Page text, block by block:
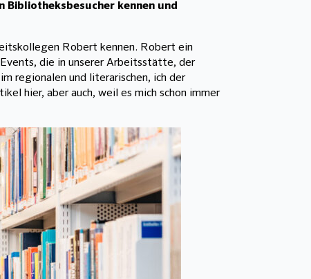
kennen und
Robert kennen. Robert ein
die in unserer Arbeitsstätte, der
regionalen und literarischen, ich der
hier, aber auch, weil es mich schon immer